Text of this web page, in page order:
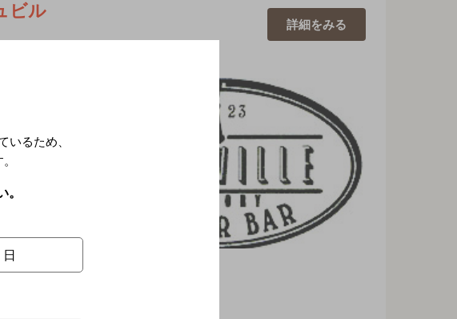
ビル
詳細をみる
っています。
いるため、
。
日